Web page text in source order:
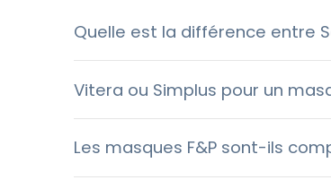
Quelle est la différence entre
Vitera ou Simplus pour un
Les masques F&P sont-ils